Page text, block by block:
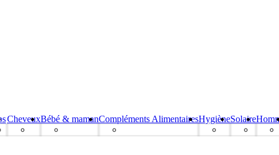
CheveuxBébé & mamanCompléments AlimentairesHygièneSolaire